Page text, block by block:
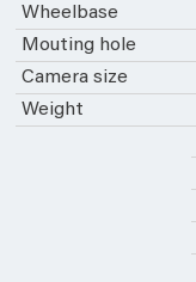
Wheelbase
Mouting hole
Camera size
Weight